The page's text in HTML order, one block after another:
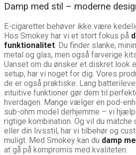
Damp med stil – moderne
E-cigaretter behøver ikke være
Hos Smokey har vi et stort fokus på
funktionalitet . Du finder slanke,
metal og glas, men også farverige
Uanset om du ønsker et diskret look
setup, har vi noget for dig. Vores
de er også praktiske. Lang
intuitive funktioner gør dem til
hverdagen. Mange vælger en pod-
sub-ohm model derhjemme – vi
rigtige kombination. Og vil du
eller din livsstil, har vi tilbehør og
muligt. Med Smokey kan du damp
at gå på kompromis med kvaliteten.